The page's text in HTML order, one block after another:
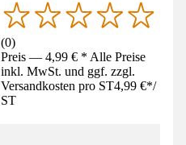
(0)
Preis — 4,99 € * Alle Preise
inkl. MwSt. und ggf. zzgl.
Versandkosten pro ST4,99 €*/
ST